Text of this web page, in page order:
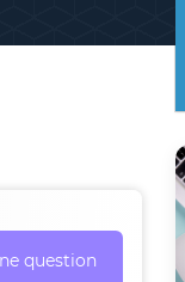
question